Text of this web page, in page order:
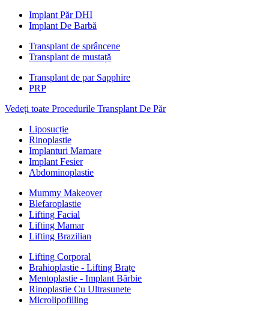
Implant Păr DHI
Implant De Barbă
Transplant de sprâncene
Transplant de mustață
Transplant de par Sapphire
PRP
Vedeți toate Procedurile Transplant De Păr
Liposucție
Rinoplastie
Implanturi Mamare
Implant Fesier
Abdominoplastie
Mummy Makeover
Blefaroplastie
Lifting Facial
Lifting Mamar
Lifting Brazilian
Lifting Corporal
Brahioplastie - Lifting Brațe
Mentoplastie - Implant Bărbie
Rinoplastie Cu Ultrasunete
Microlipofilling